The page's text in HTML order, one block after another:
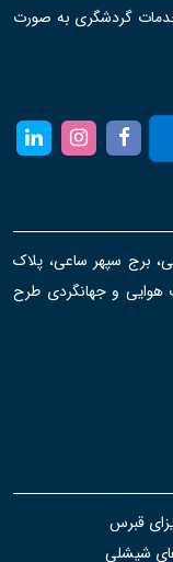
خدمات گردشگری به صورت
برج سپهر ساعی، پلاک
مسافرت هوایی و جهانگردی طرح
قبرس
شیشلی